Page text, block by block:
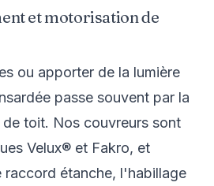
et motorisation de
ou apporter de la lumière
passe souvent par la
toit. Nos couvreurs sont
Velux® et Fakro, et
raccord étanche, l'habillage